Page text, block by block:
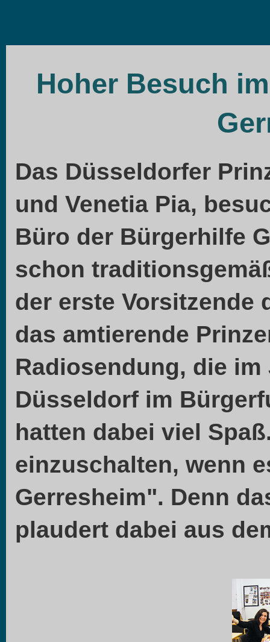
Hoher Besuch
Das Düsseldorfer
und Venetia Pia,
Büro der Bürgerhilfe
schon
der erste Vorsitzende
das amtierende
Radiosendung, die
Düsseldorf im
hatten dabei viel
einzuschalten, wenn
Gerresheim". Denn
plaudert dabei aus